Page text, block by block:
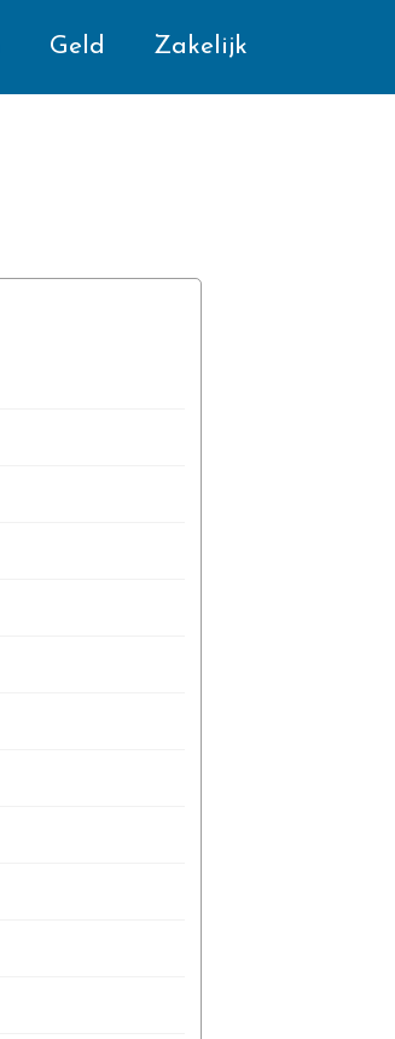
Geld Zakelijk